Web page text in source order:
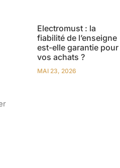
Electromust : la
fiabilité de l’enseigne
est-elle garantie pour
vos achats ?
MAI 23, 2026